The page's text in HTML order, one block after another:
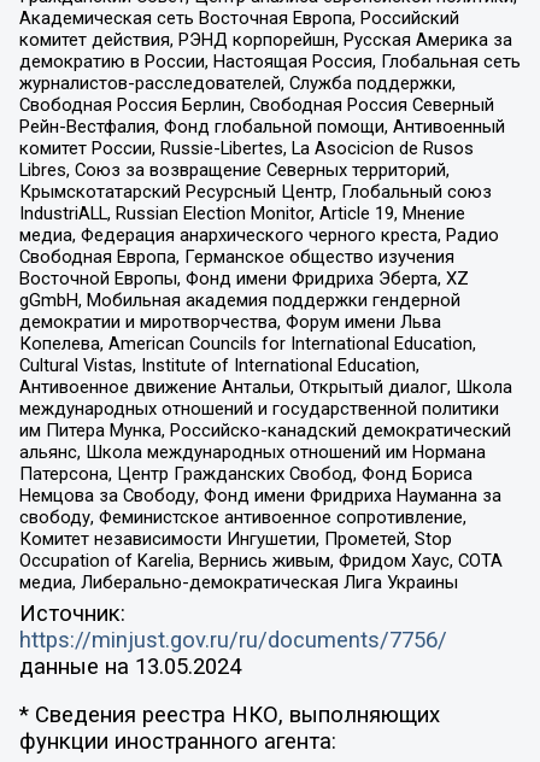
Академическая сеть Восточная Европа, Российский
комитет действия, РЭНД корпорейшн, Русская Америка за
демократию в России, Настоящая Россия, Глобальная сеть
журналистов-расследователей, Служба поддержки,
Свободная Россия Берлин, Свободная Россия Северный
Рейн-Вестфалия, Фонд глобальной помощи, Антивоенный
комитет России, Russie-Libertes, La Asocicion de Rusos
Libres, Союз за возвращение Северных территорий,
Крымскотатарский Ресурсный Центр, Глобальный союз
IndustriALL, Russian Election Monitor, Article 19, Мнение
медиа, Федерация анархического черного креста, Радио
Свободная Европа, Германское общество изучения
Восточной Европы, Фонд имени Фридриха Эберта, XZ
gGmbH, Мобильная академия поддержки гендерной
демократии и миротворчества, Форум имени Льва
Копелева, American Councils for International Education,
Cultural Vistas, Institute of International Education,
Антивоенное движение Антальи, Открытый диалог, Школа
международных отношений и государственной политики
им Питера Мунка, Российско-канадский демократический
альянс, Школа международных отношений им Нормана
Патерсона, Центр Гражданских Свобод, Фонд Бориса
Немцова за Свободу, Фонд имени Фридриха Науманна за
свободу, Феминистское антивоенное сопротивление,
Комитет независимости Ингушетии, Прометей, Stop
Occupation of Karelia, Вернись живым, Фридом Хаус, СОТА
медиа, Либерально-демократическая Лига Украины
Источник:
https://minjust.gov.ru/ru/documents/7756/
данные на 13.05.2024
* Сведения реестра НКО, выполняющих
функции иностранного агента: